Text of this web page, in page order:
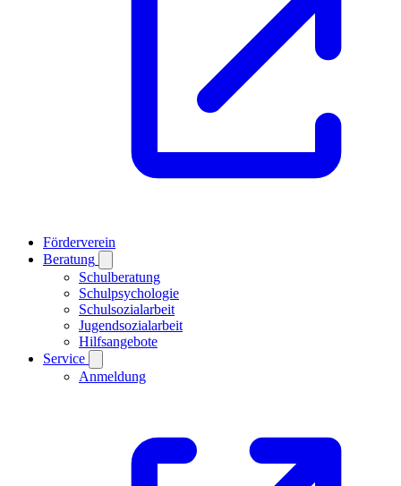
Förderverein
Beratung
Schulberatung
Schulpsychologie
Schulsozialarbeit
Jugendsozialarbeit
Hilfsangebote
Service
Anmeldung